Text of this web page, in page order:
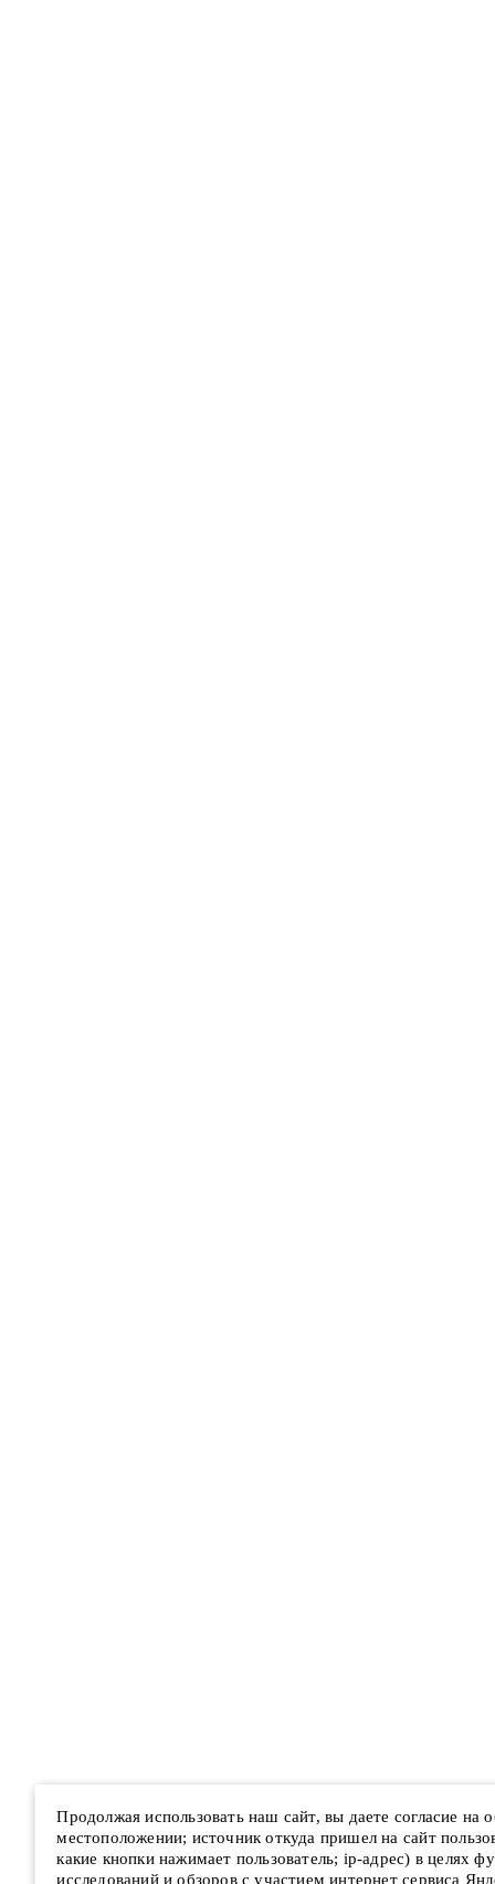
Продолжая использовать наш сайт, вы даете согласие на
местоположении; источник откуда пришел на сайт
какие кнопки нажимает пользователь; ip-адрес) в целях
исследований и обзоров с участием интернет сервиса